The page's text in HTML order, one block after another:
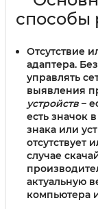
Отсутствие
адаптера.
управлять
выявления
устройств –
есть значок
знака или
отсутствует
случае
актуальную
компьютера